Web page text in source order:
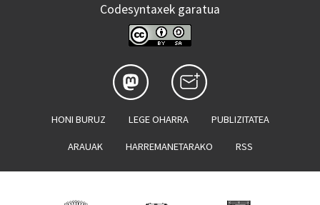
Codesyntaxek garatua
HONI BURUZ LEGE OHARRA PUBLIZITATEA
ARAUAK HARREMANETARAKO RSS